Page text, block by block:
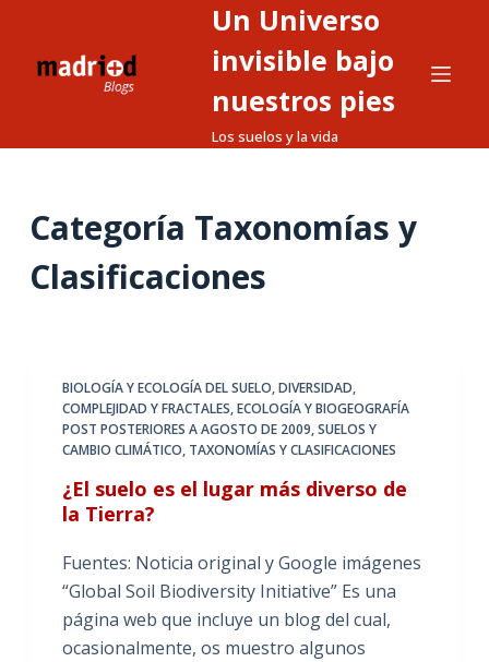
o
Un Universo
invisible bajo
nuestros pies
Los suelos y la vida
Categoría Taxonomías y
Clasificaciones
BIOLOGÍA Y ECOLOGÍA DEL SUELO,DIVERSIDAD,
COMPLEJIDAD Y FRACTALES,ECOLOGÍA Y BIOGEOGRAFÍA
POST POSTERIORES A AGOSTO DE 2009,SUELOS Y
CAMBIO CLIMÁTICO, TAXONOMÍAS Y CLASIFICACIONES
¿El suelo es el lugar más diverso de
la Tierra?
Fuentes: Noticia original y Google imágenes
“Global Soil Biodiversity Initiative” Es una
página web que incluye un blog del cual,
ocasionalmente, os muestro algunos